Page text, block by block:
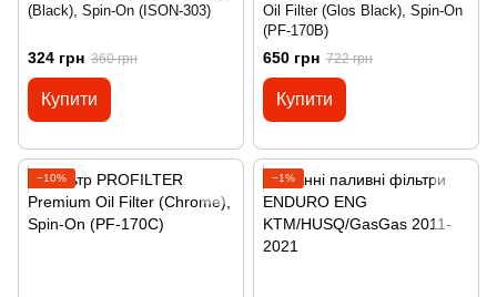
(Black), Spin-On (ISON-303)
324 грн 360 грн
Купити
Oil Filter (Glos Black), Spin-On
(PF-170B)
650 грн 722 грн
Купити
−10% −1%